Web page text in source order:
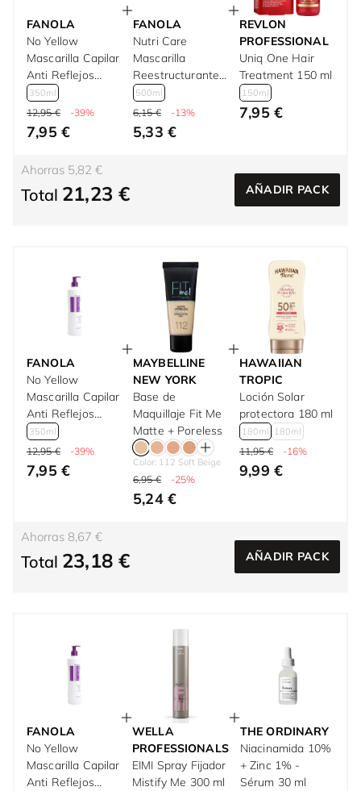
FANOLA
No Yellow
Mascarilla Capilar
Anti Reflejos
Amarillos 350 ml
350ml
12,95 € -39%
7,95 €
FANOLA
Nutri Care
Mascarilla
Reestructurante
Cabello Dañado
500 ml
500ml
6,15 € -13%
5,33 €
REVLON
PROFESSIONAL
Uniq One Hair
Treatment 150 ml
150ml
7,95 €
Ahorras 5,82 €
Total 21,23 € AÑADIR PACK
FANOLA
No Yellow
Mascarilla Capilar
Anti Reflejos
Amarillos 350 ml
350ml
12,95 € -39%
7,95 €
MAYBELLINE
NEW YORK
Base de
Maquillaje Fit Me
Matte + Poreless
Color: 112 Soft Beige
6,95 € -25%
5,24 €
HAWAIIAN
TROPIC
Loción Solar
protectora 180 ml
180ml 180ml
11,95 € -16%
9,99 €
Ahorras 8,67 €
Total 23,18 € AÑADIR PACK
FANOLA
No Yellow
Mascarilla Capilar
Anti Reflejos
WELLA
PROFESSIONALS
EIMI Spray Fijador
Mistify Me 300 ml
THE ORDINARY
Niacinamida 10%
+ Zinc 1% -
Sérum 30 ml